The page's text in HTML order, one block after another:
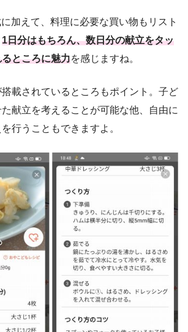
加えて、料理に必要な買い物もリスト
1日分はもちろん、数日分の献立をタッ
ところに魅力を感じますね。
載されているところもポイント。子ど
献立を考えることが可能な他、自由に
行うこともできますよ。